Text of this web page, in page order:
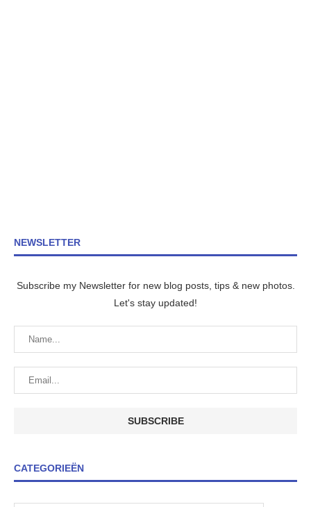
NEWSLETTER
Subscribe my Newsletter for new blog posts, tips & new photos.
Let's stay updated!
CATEGORIEËN